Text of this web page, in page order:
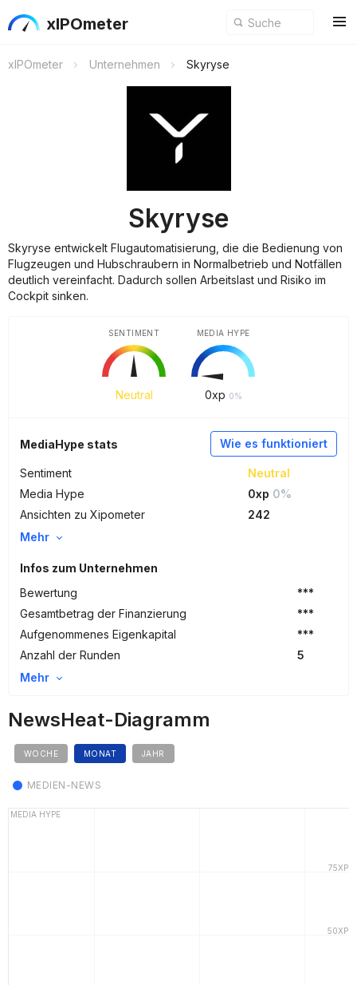
xIPOmeter
xIPOmeter Unternehmen Skyryse
Skyryse
Skyryse entwickelt Flugautomatisierung, die die Bedienung von
Flugzeugen und Hubschraubern in Normalbetrieb und Notfällen
deutlich vereinfacht. Dadurch sollen Arbeitslast und Risiko im
Cockpit sinken.
Neutral
SENTIMENT
0xp 0%
MEDIA HYPE
Wie es funktioniert
MediaHype stats
Sentiment
Neutral
Media Hype
0xp 0%
Ansichten zu Xipometer
242
Mehr
Infos zum Unternehmen
Bewertung
***
Gesamtbetrag der Finanzierung
***
Aufgenommenes Eigenkapital
***
Anzahl der Runden
5
Mehr
NewsHeat-Diagramm
WOCHE MONAT JAHR
MEDIEN-NEWS